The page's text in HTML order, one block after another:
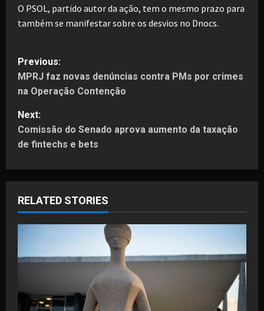
O PSOL, partido autor da ação, tem o mesmo prazo para
também se manifestar sobre os desvios no Dnocs.
P
o
s
t
a
v
i
g
Previous:
MPRJ faz novas denúncias contra PMs por crimes
na Operação Contenção
Next:
Comissão do Senado aprova aumento da taxação
de fintechs e bets
RELATED STORIES